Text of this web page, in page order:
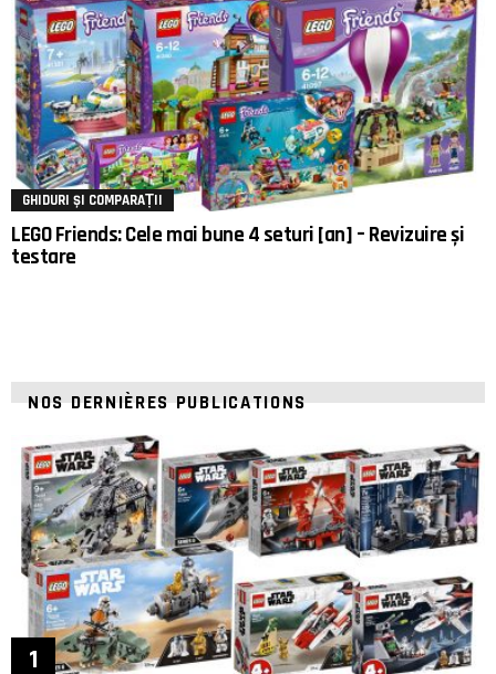
GHIDURI ȘI COMPARAȚII
LEGO Friends: Cele mai bune 4 seturi [an] – Revizuire și
testare
NOS DERNIÈRES PUBLICATIONS